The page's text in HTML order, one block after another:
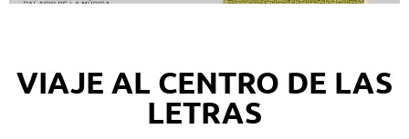
VIAJE AL CENTRO DE LAS
LETRAS